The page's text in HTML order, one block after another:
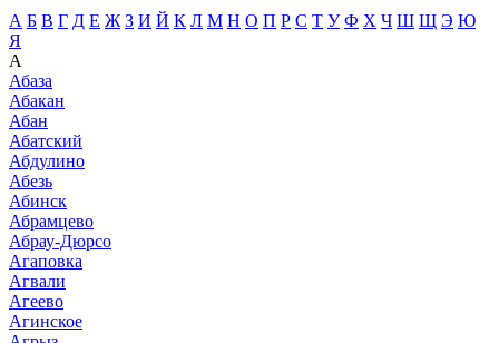
А Б В Г Д Е Ж З И Й К Л М Н О П Р С Т У Ф Х Ч Ш Щ Э Ю
Я
А
Абаза
Абакан
Абан
Абатский
Абдулино
Абезь
Абинск
Абрамцево
Абрау-Дюрсо
Агаповка
Агвали
Агеево
Агинское